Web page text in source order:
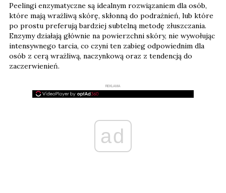
Peelingi enzymatyczne są idealnym rozwiązaniem dla osób,
które mają wrażliwą skórę, skłonną do podrażnień, lub które
po prostu preferują bardziej subtelną metodę złuszczania.
Enzymy działają głównie na powierzchni skóry, nie wywołując
intensywnego tarcia, co czyni ten zabieg odpowiednim dla
osób z cerą wrażliwą, naczynkową oraz z tendencją do
zaczerwienień.
REKLAMA
ad